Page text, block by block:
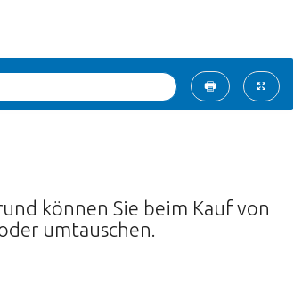
können Sie beim Kauf von
umtauschen.